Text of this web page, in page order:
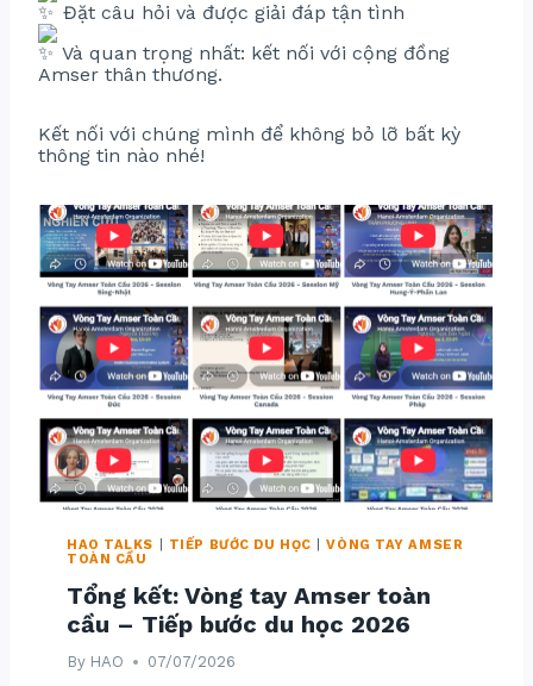
Đặt câu hỏi và được giải đáp tận tình
Và quan trọng nhất: kết nối với cộng đồng
Amser thân thương.
Kết nối với chúng mình để không bỏ lỡ bất kỳ
thông tin nào nhé!
HAO TALKS TIẾP BƯỚC DU HỌC |VÒNG TAY AMSER
TOÀN CẦU
Tổng kết: Vòng tay Amser toàn
cầu – Tiếp bước du học 2026
By HAO 07/07/2026